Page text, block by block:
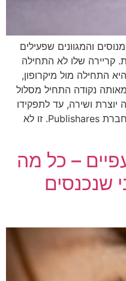
והמגוונים שפעילים
קריירה שלו לא התחילה
התחילה מול מיקרופון,
מאותה נקודה התחיל מסלול
יוצרת ושירה, עד לתפקידו
הנוכחי כסגן סמנכ"ל תוכן יצירתי בחברת Publishares. זו לא
– כל מה
שנכנסים